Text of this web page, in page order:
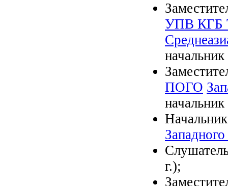
УПВ КГБ
ПОГО
г.);